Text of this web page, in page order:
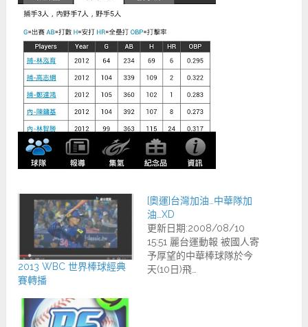
2013 WBC 世界棒球經典
賽轉播
[奧運]台灣加油…中華隊加
油…XD
更新日期:2008/08/10
15:51 麗台運動報 被國人寄
予厚望的中華棒球隊於今
天(10日)飛…